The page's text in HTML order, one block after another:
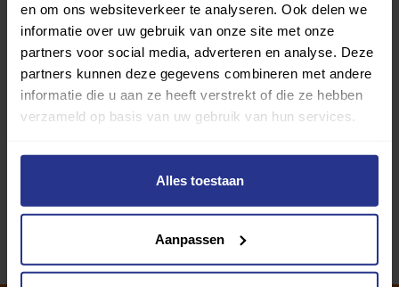
en om ons websiteverkeer te analyseren. Ook delen we
informatie over uw gebruik van onze site met onze
partners voor social media, adverteren en analyse. Deze
partners kunnen deze gegevens combineren met andere
informatie die u aan ze heeft verstrekt of die ze hebben
verzameld op basis van uw gebruik van hun services.
Alles toestaan
Aanpassen
Programma van:
340 gemeenten